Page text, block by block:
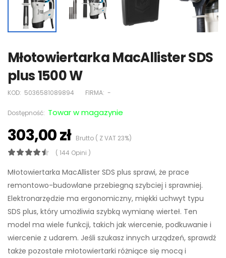
Młotowiertarka MacAllister SDS
plus 1500 W
KOD: 5036581089894 FIRMA: -
Dostępność: Towar w magazynie
303,00 złBrutto ( Z VAT 23%)
( 144 Opini )
Młotowiertarka MacAllister SDS plus sprawi, że prace
remontowo-budowlane przebiegną szybciej i sprawniej.
Elektronarzędzie ma ergonomiczny, miękki uchwyt typu
SDS plus, który umożliwia szybką wymianę wierteł. Ten
model ma wiele funkcji, takich jak wiercenie, podkuwanie i
wiercenie z udarem. Jeśli szukasz innych urządzeń, sprawdź
także pozostałe młotowiertarki różniące się mocą i